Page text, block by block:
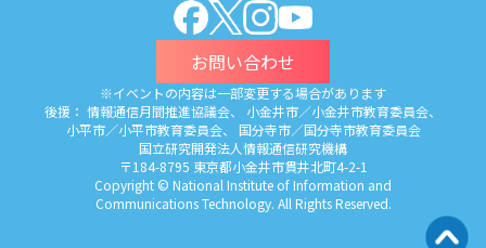
お問い合わせ
※イベントの内容は一部変更する場合があります
後援： 情報通信月間推進協議会、 小金井市／小金井市教育委員会、
小平市／小平市教育委員会、 国分寺市／国分寺市教育委員会
国立研究開発法人情報通信研究機構
〒184-8795 東京都小金井市貫井北町4-2-1
Copyright © National Institute of Information and
Communications Technology. All Rights Reserved.